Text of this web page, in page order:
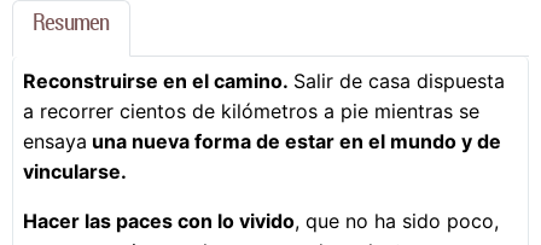
Resumen
Reconstruirse en el camino. Salir de casa dispuesta
a recorrer cientos de kilómetros a pie mientras se
ensaya una nueva forma de estar en el mundo y de
vincularse.
Hacer las paces con lo vivido, que no ha sido poco,